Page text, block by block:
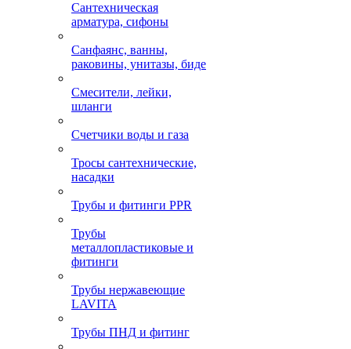
Сантехническая
арматура, сифоны
Санфаянс, ванны,
раковины, унитазы, биде
Смесители, лейки,
шланги
Счетчики воды и газа
Тросы сантехнические,
насадки
Трубы и фитинги PPR
Трубы
металлопластиковые и
фитинги
Трубы нержавеющие
LAVITA
Трубы ПНД и фитинг